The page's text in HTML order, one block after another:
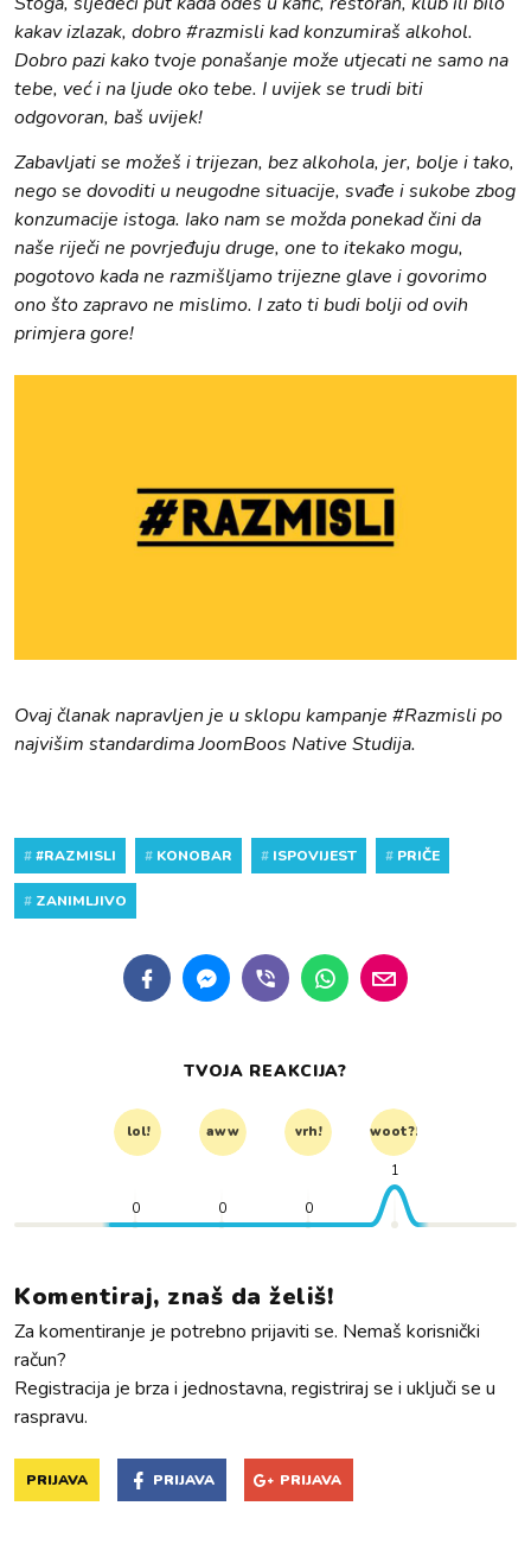
kakav izlazak, dobro #razmisli kad konzumiraš alkohol.
Dobro pazi kako tvoje ponašanje može utjecati ne samo na
tebe, već i na ljude oko tebe. I uvijek se trudi biti
odgovoran, baš uvijek!
Zabavljati se možeš i trijezan, bez alkohola, jer, bolje i tako,
nego se dovoditi u neugodne situacije, svađe i sukobe zbog
konzumacije istoga. Iako nam se možda ponekad čini da
naše riječi ne povrjeđuju druge, one to itekako mogu,
pogotovo kada ne razmišljamo trijezne glave i govorimo
ono što zapravo ne mislimo. I zato ti budi bolji od ovih
primjera gore!
Ovaj članak napravljen je u sklopu kampanje #Razmisli po
najvišim standardima JoomBoos Native Studija.
##RAZMISLI # KONOBAR # ISPOVIJEST # PRIČE
# ZANIMLJIVO
TVOJA REAKCIJA?
lol! aww vrh! woot?!
0 0 0
1
Komentiraj, znaš da želiš!
Za komentiranje je potrebno prijaviti se. Nemaš korisnički
račun?
Registracija je brza i jednostavna, registriraj se i uključi se u
raspravu.
PRIJAVA PRIJAVA PRIJAVA